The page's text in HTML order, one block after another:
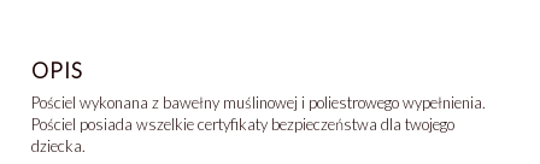
OPIS
Pościel wykonana z bawełny muślinowej i poliestrowego wypełnienia.
Pościel posiada wszelkie certyfikaty bezpieczeństwa dla twojego
dziecka.